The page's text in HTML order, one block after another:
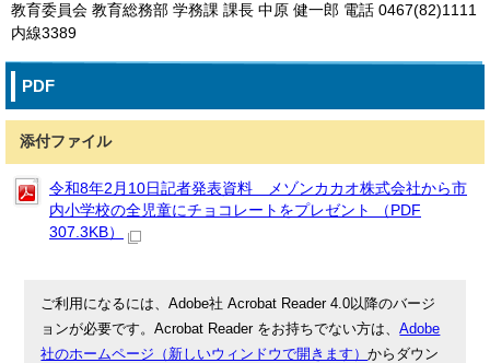
教育委員会 教育総務部 学務課 課長 中原 健一郎 電話 0467(82)1111
内線3389
PDF
添付ファイル
令和8年2月10日記者発表資料 メゾンカカオ株式会社から市
内小学校の全児童にチョコレートをプレゼント （PDF
307.3KB）
ご利用になるには、Adobe社 Acrobat Reader 4.0以降のバージ
ョンが必要です。Acrobat Reader をお持ちでない方は、Adobe
社のホームページ（新しいウィンドウで開きます）からダウン